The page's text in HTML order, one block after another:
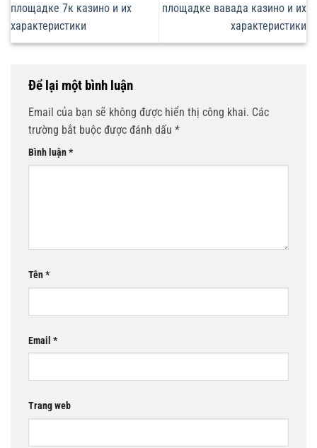
площадке 7к казино и их
характеристики
площадке вавада казино и их
характеристики
Để lại một bình luận
Email của bạn sẽ không được hiển thị công khai. Các
trường bắt buộc được đánh dấu *
Bình luận*
Tên*
Email *
Trang web